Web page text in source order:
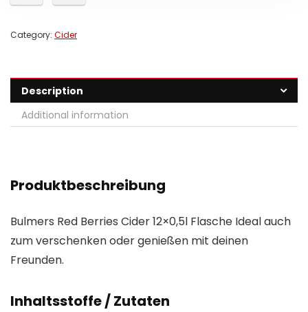
Category: Cider
Description
Additional information
Produktbeschreibung
Bulmers Red Berries Cider 12×0,5l Flasche Ideal auch
zum verschenken oder genießen mit deinen
Freunden.
Inhaltsstoffe / Zutaten